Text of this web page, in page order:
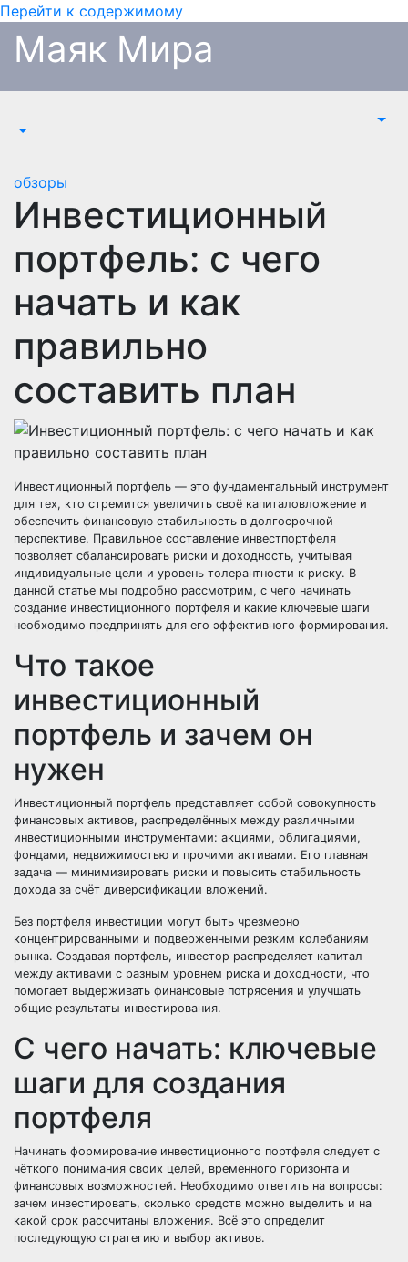
Перейти к содержимому
Маяк Мира
обзоры
Инвестиционный
портфель: с чего
начать и как
правильно
составить план
Инвестиционный портфель — это фундаментальный инструмент
для тех, кто стремится увеличить своё капиталовложение и
обеспечить финансовую стабильность в долгосрочной
перспективе. Правильное составление инвестпортфеля
позволяет сбалансировать риски и доходность, учитывая
индивидуальные цели и уровень толерантности к риску. В
данной статье мы подробно рассмотрим, с чего начинать
создание инвестиционного портфеля и какие ключевые шаги
необходимо предпринять для его эффективного формирования.
Что такое
инвестиционный
портфель и зачем он
нужен
Инвестиционный портфель представляет собой совокупность
финансовых активов, распределённых между различными
инвестиционными инструментами: акциями, облигациями,
фондами, недвижимостью и прочими активами. Его главная
задача — минимизировать риски и повысить стабильность
дохода за счёт диверсификации вложений.
Без портфеля инвестиции могут быть чрезмерно
концентрированными и подверженными резким колебаниям
рынка. Создавая портфель, инвестор распределяет капитал
между активами с разным уровнем риска и доходности, что
помогает выдерживать финансовые потрясения и улучшать
общие результаты инвестирования.
С чего начать: ключевые
шаги для создания
портфеля
Начинать формирование инвестиционного портфеля следует с
чёткого понимания своих целей, временного горизонта и
финансовых возможностей. Необходимо ответить на вопросы:
зачем инвестировать, сколько средств можно выделить и на
какой срок рассчитаны вложения. Всё это определит
последующую стратегию и выбор активов.